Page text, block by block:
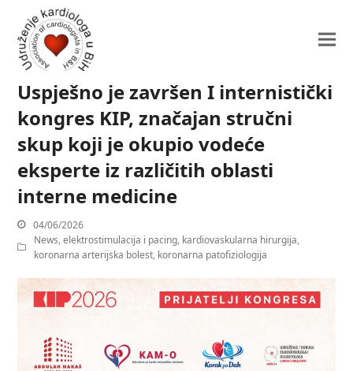
Uspješno je završen I internistički
kongres KIP, značajan stručni
skup koji je okupio vodeće
eksperte iz različitih oblasti
interne medicine
04/06/2026
News,elektrostimulacija i pacing, kardiovaskularna hirurgija,
koronarna arterijska bolest, koronarna patofiziologija